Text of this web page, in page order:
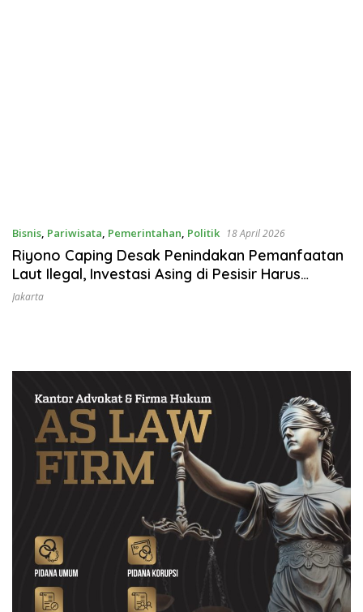
Bisnis, Pariwisata, Pemerintahan, Politik 18 April 2026
Riyono Caping Desak Penindakan Pemanfaatan
Laut Ilegal, Investasi Asing di Pesisir Harus
Ditertibkan
Jakarta